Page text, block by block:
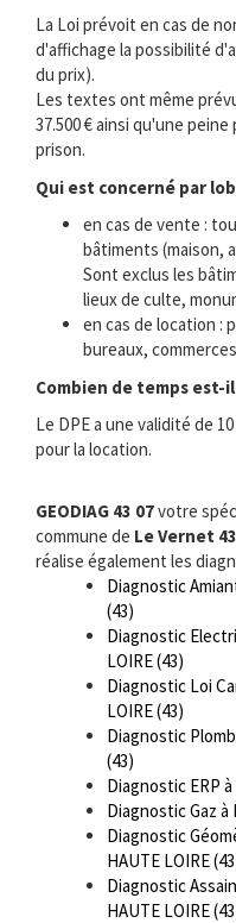
La Loi prévoit en cas de
d'affichage la possibilité
du prix).
Les textes ont même
37.500 € ainsi qu'une
prison.
Qui est concerné par
en cas de vente :
bâtiments (maison,
Sont exclus les
lieux de culte,
en cas de location :
bureaux,
Combien de temps est-
Le DPE a une validité de
pour la location.
GEODIAG 43 07votre
commune de Le Vernet
réalise également les
Diagnostic
(43)
Diagnostic
LOIRE (43)
Diagnostic Loi
LOIRE (43)
Diagnostic
(43)
Diagnostic ERP
Diagnostic Gaz à
Diagnostic
HAUTE LOIRE
Diagnostic
HAUTE LOIRE